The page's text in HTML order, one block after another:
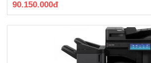
90.150.000đ